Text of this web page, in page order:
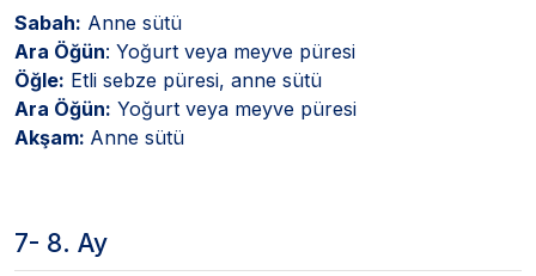
Sabah: Anne sütü
Ara Öğün: Yoğurt veya meyve püresi
Öğle: Etli sebze püresi, anne sütü
Ara Öğün: Yoğurt veya meyve püresi
Akşam: Anne sütü
7- 8. Ay